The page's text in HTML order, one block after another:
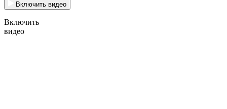
Включить видео
Включить
видео